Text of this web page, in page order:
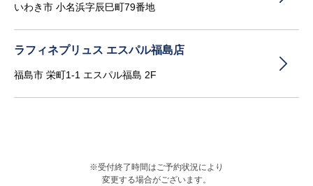
いわき市 小名浜字辰巳町79番地
ラフィネプリュス エスパル福島店
福島市 栄町1-1 エスパル福島 2F
※受付終了時間はご予約状況により
変更する場合がございます。